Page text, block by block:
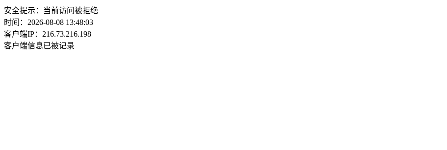
安全提示：当前访问被拒绝
时间：2026-08-08 13:48:03
客户端IP：216.73.216.198
客户端信息已被记录